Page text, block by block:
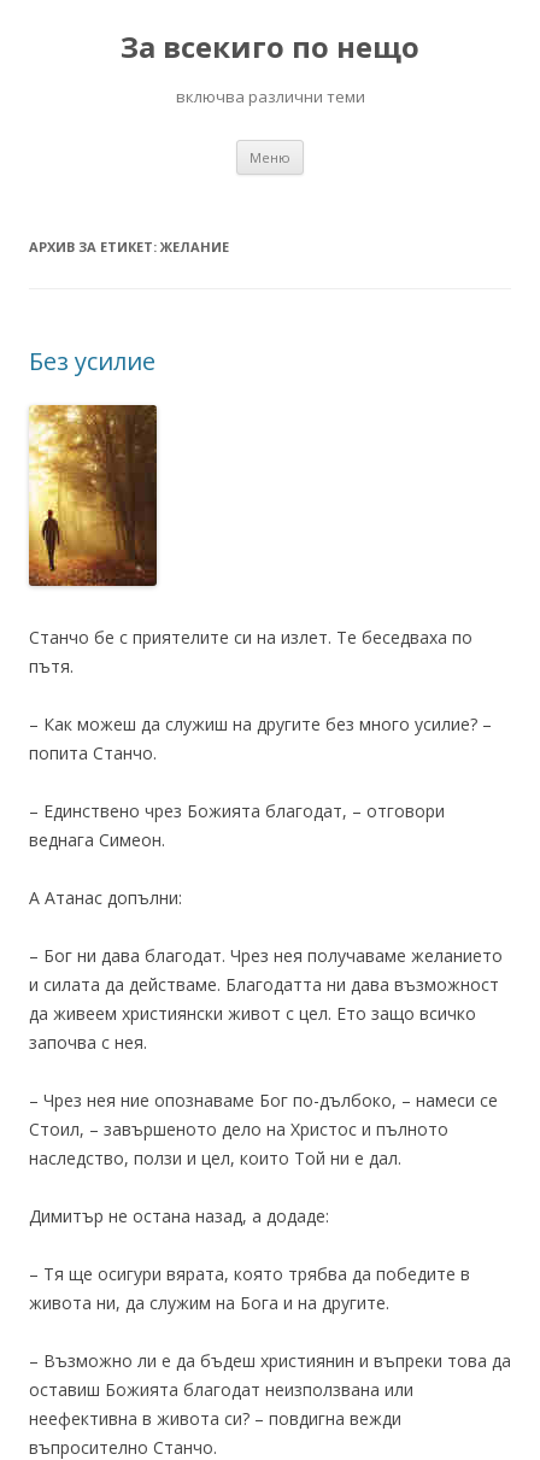
За всекиго по нещо
включва различни теми
Меню
АРХИВ ЗА ЕТИКЕТ: ЖЕЛАНИЕ
Без усилие
Станчо бе с приятелите си на излет. Те беседваха по
пътя.
– Как можеш да служиш на другите без много усилие? –
попита Станчо.
– Единствено чрез Божията благодат, – отговори
веднага Симеон.
А Атанас допълни:
– Бог ни дава благодат. Чрез нея получаваме желанието
и силата да действаме. Благодатта ни дава възможност
да живеем християнски живот с цел. Ето защо всичко
започва с нея.
– Чрез нея ние опознаваме Бог по-дълбоко, – намеси се
Стоил, – завършеното дело на Христос и пълното
наследство, ползи и цел, които Той ни е дал.
Димитър не остана назад, а додаде:
– Тя ще осигури вярата, която трябва да победите в
живота ни, да служим на Бога и на другите.
– Възможно ли е да бъдеш християнин и въпреки това да
оставиш Божията благодат неизползвана или
неефективна в живота си? – повдигна вежди
въпросително Станчо.